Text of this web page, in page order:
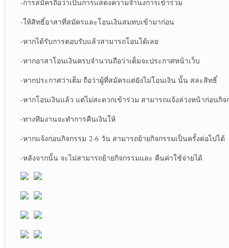
-การสมัครถือว่าเป็นการแสดงความจำนงการเข้าร่วม
-ให้สิทธิ์อาสาที่สมัครและโอนเงินสมทบเข้ามาก่อน
-หากได้รับการตอบรับแล้วสามารถโอนได้เลย
-หากอาสาโอนเงินครบจำนวนถือว่าเต็มจะประกาศหน้าเว็บ
-หากประกาศว่าเต็ม ถือว่าผู้ที่สมัครแต่ยังไม่โอนเงิน นั้น สละสิทธิ์
-หากโอนเงินแล้ว แต่ไม่สะดวกเข้าร่วม สามารถแจ้งล่วงหน้าก่อนกิ
-ทางทีมงานจะทำการคืนเงินให้
-หากแจ้งก่อนกิจกรรม 2-6 วัน สามารถย้ายกิจกรรมเป็นครั้งต่อไปได้
-หลังจากนั้น จะไม่สามารถย้ายกิจกรรมและ คืนค่าใช้จ่ายได้